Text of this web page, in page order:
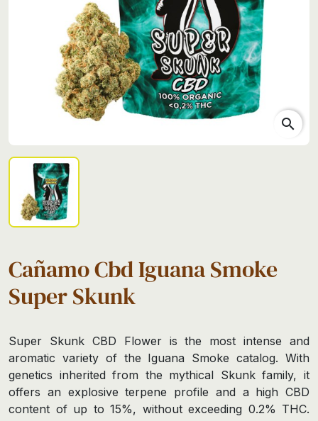
search
Cañamo Cbd Iguana Smoke
Super Skunk
Super Skunk CBD Flower is the most intense and
aromatic variety of the Iguana Smoke catalog. With
genetics inherited from the mythical Skunk family, it
offers an explosive terpene profile and a high CBD
content of up to 15%, without exceeding 0.2% THC.